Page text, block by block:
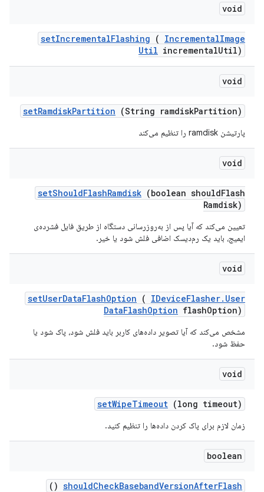
void
setIncrementalFlashing ( IncrementalImage
Util incrementalUtil)
void
setRamdiskPartition (String ramdiskPartition)
پارتیشن ramdisk را تنظیم می‌کند
void
setShouldFlashRamdisk (boolean shouldFlash
Ramdisk)
تعیین می‌کند که آیا پس از به‌روزرسانی دستگاه از طریق فایل فشرده‌ی
ایمیج، باید یک رم‌دیسک اضافی فلش شود یا خیر.
void
setUserDataFlashOption ( IDeviceFlasher. User
DataFlashOption flashOption)
مشخص می‌کند که آیا تصویر داده‌های کاربر باید فلش شود، پاک شود یا
حفظ شود.
void
setWipeTimeout (long timeout)
زمان لازم برای پاک کردن داده‌ها را تنظیم کنید.
boolean
shouldCheckBasebandVersionAfterFlash
()